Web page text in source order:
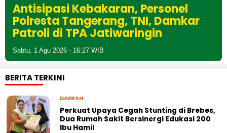
Antisipasi Kebakaran, Personel
Polresta Tangerang, TNI, Damkar
Patroli di TPA Jatiwaringin
Sabtu, 1 Agu 2026 - 16:27 WIB
BERITA TERKINI
DAERAH
Perkuat Upaya Cegah Stunting di Brebes,
Dua Rumah Sakit Bersinergi Edukasi 200
Ibu Hamil